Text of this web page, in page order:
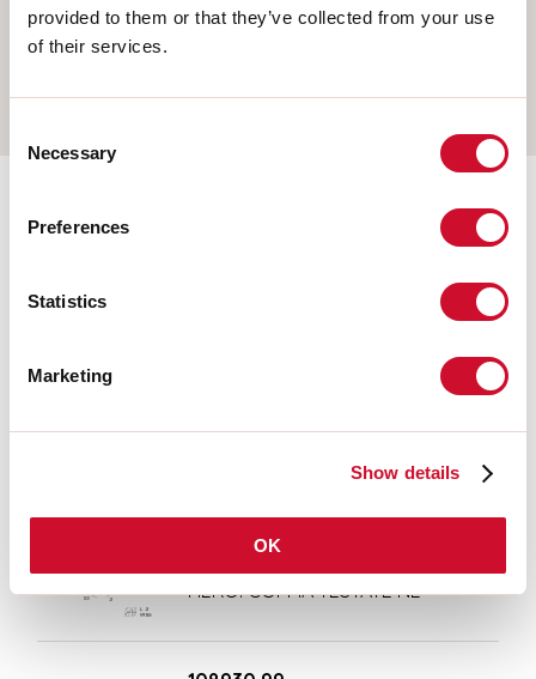
provided to them or that they’ve collected from your use
of their services.
Selection
Necessary
Preferences
Statistics
Marketing
Show details
OK
PENDEL
OPBOUW WAND
RAIL
Aanvullende accessoires
108678.02
HERO: COPPIA TESTATE NE